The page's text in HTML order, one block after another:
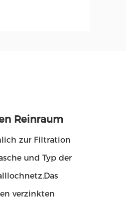
Reinraum
zur Filtration
und Typ der
verzinkten